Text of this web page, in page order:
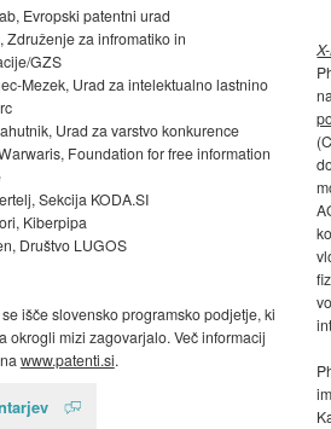
Evropski patentni urad
Združenje za infromatiko in
GZS
Mezek, Urad za intelektualno lastnino
Urad za varstvo konkurence
Foundation for free information
Sekcija KODA.SI
Kiberpipa
Društvo LUGOS
išče slovensko programsko podjetje, ki
okrogli mizi zagovarjalo. Več informacij
www.patenti.si.